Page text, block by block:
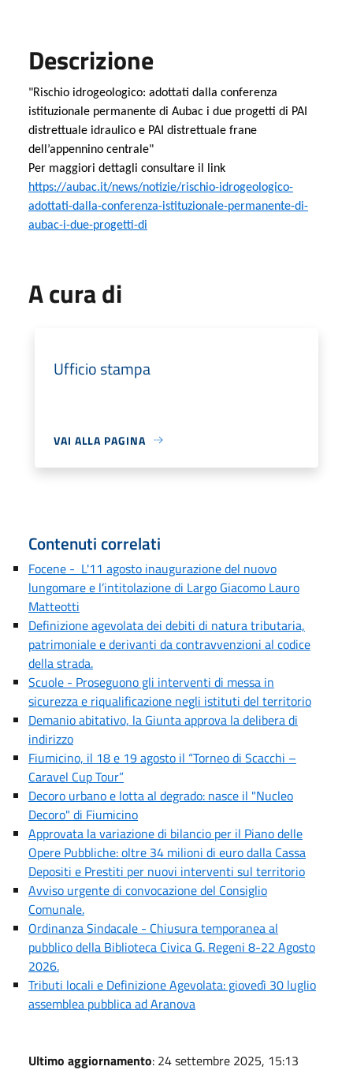
Descrizione
"Rischio idrogeologico: adottati dalla conferenza
istituzionale permanente di Aubac i due progetti di PAI
distrettuale idraulico e PAI distrettuale frane
dell’appennino centrale"
Per maggiori dettagli consultare il link
https://aubac.it/news/notizie/rischio-idrogeologico-
adottati-dalla-conferenza-istituzionale-permanente-di-
aubac-i-due-progetti-di
A cura di
Ufficio stampa
VAI ALLA PAGINA
Contenuti correlati
Focene - L'11 agosto inaugurazione del nuovo
lungomare e l’intitolazione di Largo Giacomo Lauro
Matteotti
Definizione agevolata dei debiti di natura tributaria,
patrimoniale e derivanti da contravvenzioni al codice
della strada.
Scuole - Proseguono gli interventi di messa in
sicurezza e riqualificazione negli istituti del territorio
Demanio abitativo, la Giunta approva la delibera di
indirizzo
Fiumicino, il 18 e 19 agosto il “Torneo di Scacchi –
Caravel Cup Tour”
Decoro urbano e lotta al degrado: nasce il "Nucleo
Decoro" di Fiumicino
Approvata la variazione di bilancio per il Piano delle
Opere Pubbliche: oltre 34 milioni di euro dalla Cassa
Depositi e Prestiti per nuovi interventi sul territorio
Avviso urgente di convocazione del Consiglio
Comunale.
Ordinanza Sindacale - Chiusura temporanea al
pubblico della Biblioteca Civica G. Regeni 8-22 Agosto
2026.
Tributi locali e Definizione Agevolata: giovedì 30 luglio
assemblea pubblica ad Aranova
Ultimo aggiornamento: 24 settembre 2025, 15:13